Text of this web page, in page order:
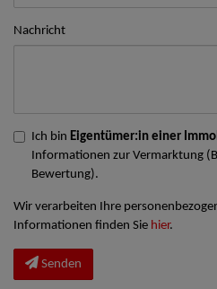
Nachricht
Ich bin Eigentümer:in einer
Informationen zur Vermarktung
Bewertung).
Wir verarbeiten Ihre
Informationen finden Sie hier.
Senden